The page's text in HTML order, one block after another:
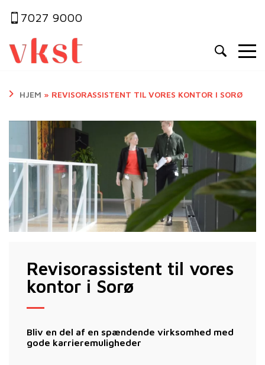
7027 9000
HJEM » REVISORASSISTENT TIL VORES KONTOR I SORØ
Revisorassistent til vores
kontor i Sorø
Bliv en del af en spændende virksomhed med
gode karrieremuligheder